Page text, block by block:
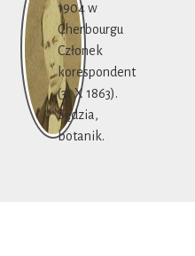
1904 w
Cherbourgu
Członek
korespondent
(31 X 1863).
Sędzia,
botanik.